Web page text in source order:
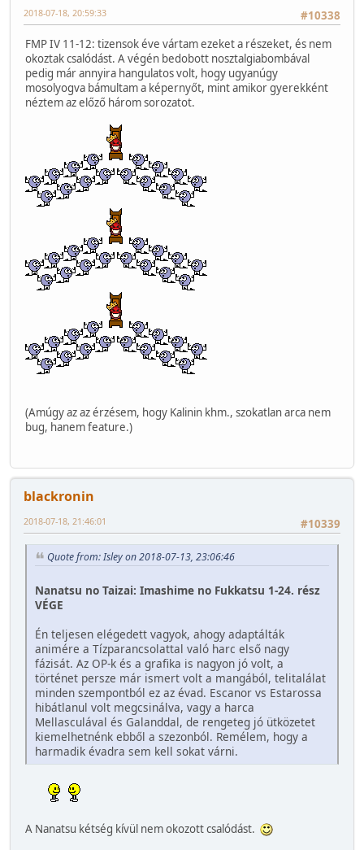
#10338
2018-07-18, 20:59:33
FMP IV 11-12: tizensok éve vártam ezeket a részeket, és nem
okoztak csalódást. A végén bedobott nosztalgiabombával
pedig már annyira hangulatos volt, hogy ugyanúgy
mosolyogva bámultam a képernyőt, mint amikor gyerekként
néztem az előző három sorozatot.
(Amúgy az az érzésem, hogy Kalinin khm., szokatlan arca nem
bug, hanem feature.)
blackronin
#10339
2018-07-18, 21:46:01
Quote from: Isley on 2018-07-13, 23:06:46
Nanatsu no Taizai: Imashime no Fukkatsu 1-24. rész
VÉGE
Én teljesen elégedett vagyok, ahogy adaptálták
animére a Tízparancsolattal való harc első nagy
fázisát. Az OP-k és a grafika is nagyon jó volt, a
történet persze már ismert volt a mangából, telitalálat
minden szempontból ez az évad. Escanor vs Estarossa
hibátlanul volt megcsinálva, vagy a harca
Mellasculával és Galanddal, de rengeteg jó ütközetet
kiemelhetnénk ebből a szezonból. Remélem, hogy a
harmadik évadra sem kell sokat várni.
A Nanatsu kétség kívül nem okozott csalódást.